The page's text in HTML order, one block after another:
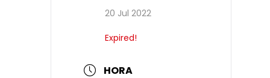
20 Jul 2022
Expired!
HORA